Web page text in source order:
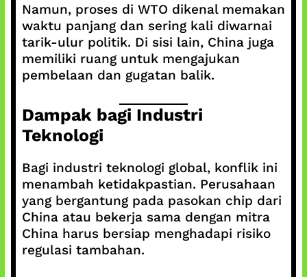
Namun, proses di WTO dikenal memakan
waktu panjang dan sering kali diwarnai
tarik-ulur politik. Di sisi lain, China juga
memiliki ruang untuk mengajukan
pembelaan dan gugatan balik.
Dampak bagi Industri
Teknologi
Bagi industri teknologi global, konflik ini
menambah ketidakpastian. Perusahaan
yang bergantung pada pasokan chip dari
China atau bekerja sama dengan mitra
China harus bersiap menghadapi risiko
regulasi tambahan.